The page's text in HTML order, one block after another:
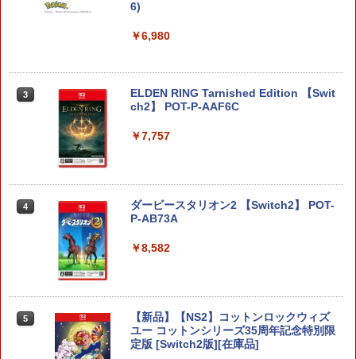
6)
￥6,980
3
ELDEN RING Tarnished Edition 【Swit
ch2】 POT-P-AAF6C
￥7,757
4
ダービースタリオン2 【Switch2】 POT-
P-AB73A
￥8,582
5
【新品】【NS2】コットンロックウィズ
ユー コットンシリーズ35周年記念特別限
定版 [Switch2版][在庫品]